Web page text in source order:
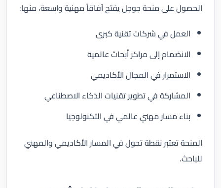
الحصول على منحة جوجل يفتح آفاقاً مهنية واسعة، منها:
العمل في شركات تقنية كبرى
الانضمام إلى مراكز أبحاث عالمية
الاستمرار في المجال الأكاديمي
المشاركة في تطوير تقنيات الذكاء الاصطناعي
بناء مسار مهني عالمي في التكنولوجيا
المنحة تعتبر نقطة تحول في المسار الأكاديمي والمهني
للباحث.